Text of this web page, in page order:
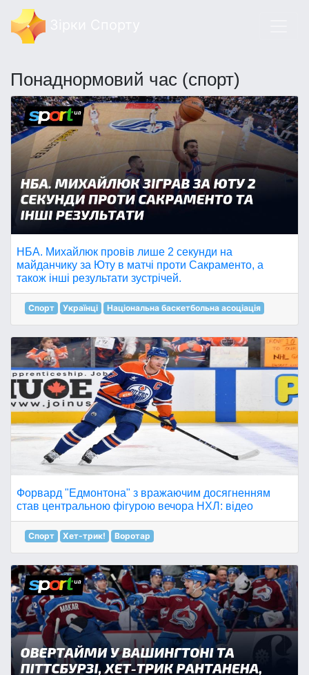
Понаднормовий час (спорт)
НБА. Михайлюк провів лише 2 секунди на
майданчику за Юту в матчі проти Сакраменто, а
також інші результати зустрічей.
Спорт Українці Національна баскетбольна асоціація
Форвард "Едмонтона" з вражаючим досягненням
став центральною фігурою вечора НХЛ: відео
Спорт Хет-трик! Воротар